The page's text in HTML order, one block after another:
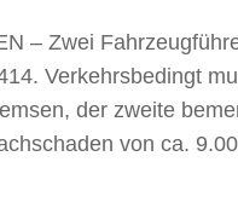
– Zwei
Verkehrsbedingt
der zweite
von ca.